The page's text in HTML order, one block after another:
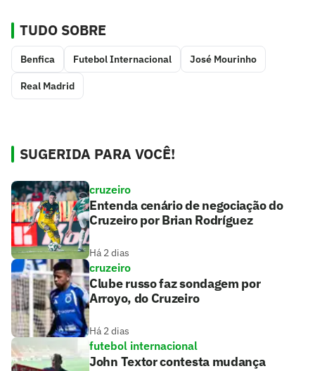
TUDO SOBRE
Benfica Futebol Internacional José Mourinho
Real Madrid
SUGERIDA PARA VOCÊ!
cruzeiro
Entenda cenário de negociação do
Cruzeiro por Brian Rodríguez
Há 2 dias
cruzeiro
Clube russo faz sondagem por
Arroyo, do Cruzeiro
Há 2 dias
futebol internacional
John Textor contesta mudança